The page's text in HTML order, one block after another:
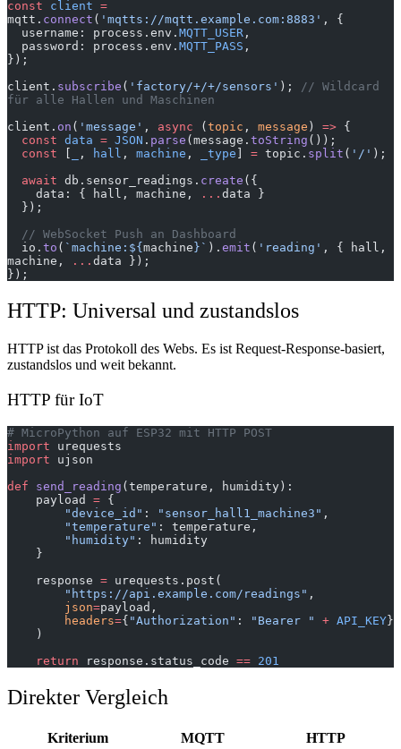
const client =
mqtt. connect ( 'mqtts://mqtt.example.com:8883' , {
  username: process.env.
MQTT_USER ,
  password: process.env.
MQTT_PASS ,
});
client. subscribe ( 'factory/+/+/sensors' );
// Wildcard
für alle Hallen und Maschinen
client. on ( 'message' , async ( topic , message ) => {
  const
data = JSON . parse (message. toString ());
  const
, hall , machine , _type = topic. split ( '/' );
  await
db.sensor_readings. create ({
    data: { hall, machine,
... data }
  });
  // WebSocket Push an Dashboard
  io.
to ( `machine:${ machine }` ). emit ( 'reading' , { hall,
machine,
... data });
});
HTTP: Universal und zustandslos
HTTP ist das Protokoll des Webs. Es ist Request-Response-basiert,
zustandslos und weit bekannt.
HTTP für IoT
# MicroPython auf ESP32 mit HTTP POST
import urequests
import ujson
def send_reading (temperature, humidity):
    payload
= {
        "device_id"
: "sensor_hall1_machine3" ,
        "temperature"
: temperature,
        "humidity"
: humidity
    }
    response
= urequests.post(
        "https://api.example.com/readings"
,
        json
=payload,
        headers
={ "Authorization" : "Bearer " + API_KEY }
    )
    return
response.status_code == 201
Direkter Vergleich
Kriterium MQTT
HTTP